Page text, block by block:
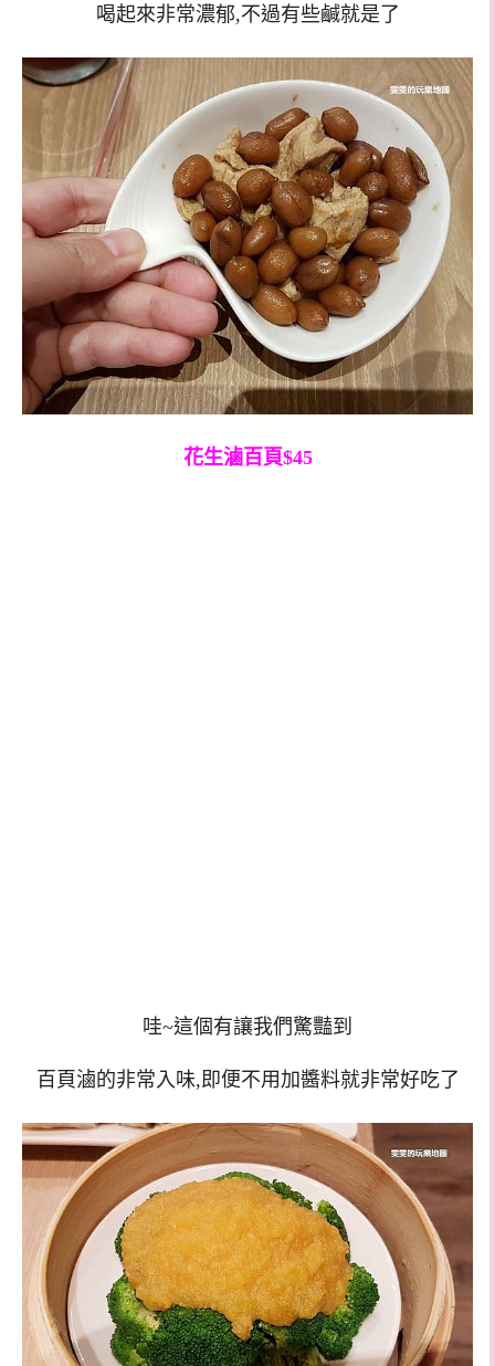
喝起來非常濃郁,不過有些鹹就是了
花生滷百頁$45
哇~這個有讓我們驚豔到
百頁滷的非常入味,即便不用加醬料就非常好吃了